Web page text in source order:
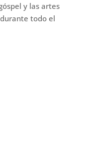
y las artes
todo el